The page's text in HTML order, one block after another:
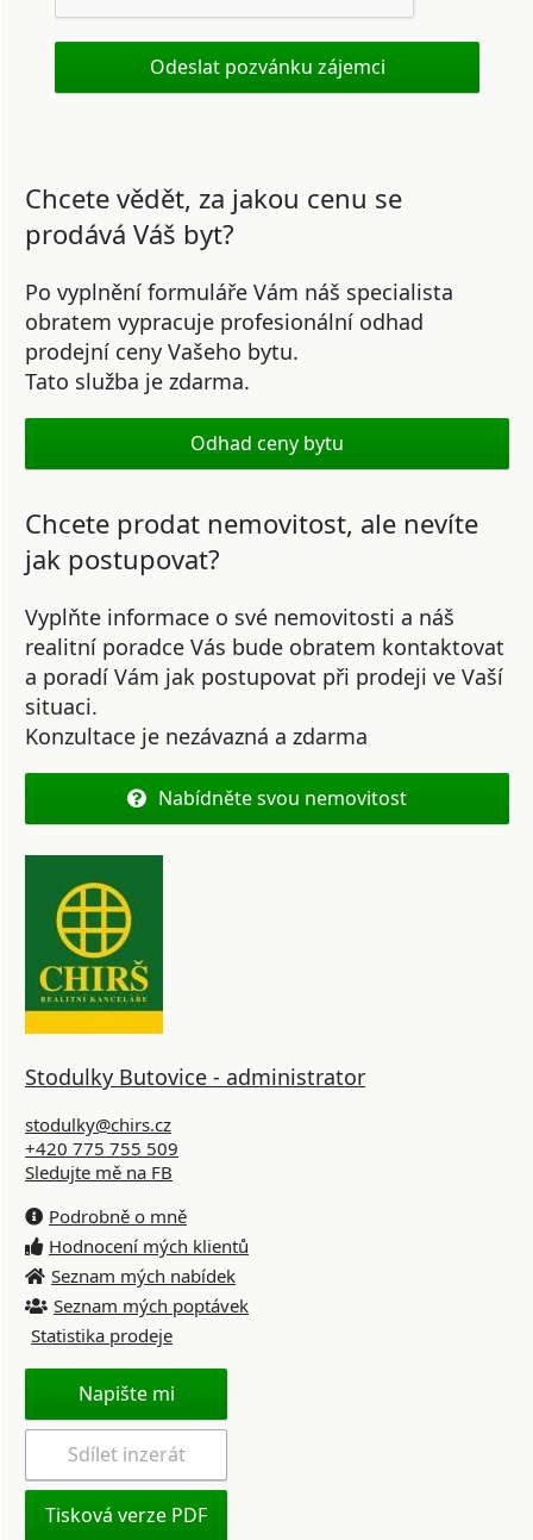
Chcete vědět, za jakou cenu se
prodává Váš byt?
Po vyplnění formuláře Vám náš specialista
obratem vypracuje profesionální odhad
prodejní ceny Vašeho bytu.
Tato služba je zdarma.
Odhad ceny bytu
Chcete prodat nemovitost, ale nevíte
jak postupovat?
Vyplňte informace o své nemovitosti a náš
realitní poradce Vás bude obratem kontaktovat
a poradí Vám jak postupovat při prodeji ve Vaší
situaci.
Konzultace je nezávazná a zdarma
Nabídněte svou nemovitost
Stodulky Butovice - administrator
stodulky@chirs.cz
+420 775 755 509
Sledujte mě na FB
Podrobně o mně
Hodnocení mých klientů
Seznam mých nabídek
Seznam mých poptávek
Statistika prodeje
Napište mi
Sdílet inzerát
Tisková verze PDF